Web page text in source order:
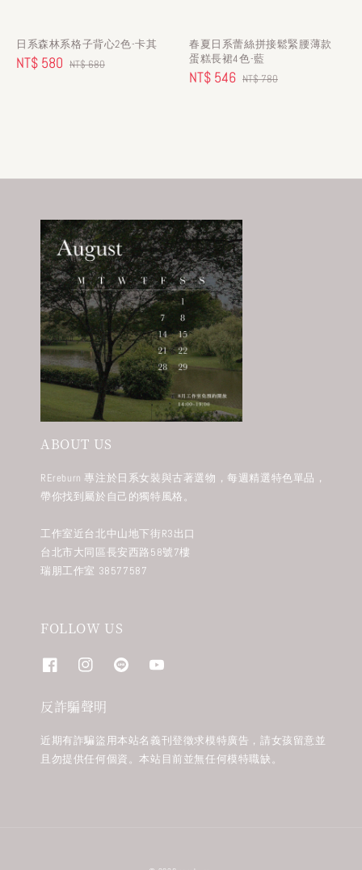
日系森林系格子背心2色-卡其
Sale
NT$ 580 Regular
NT$ 680
春夏日系蕾絲拼接鬆緊腰薄款
蛋糕長裙4色-藍
Sale
NT$ 546 Regular
NT$ 780
ABOUT US
REreburn 專注於日系女裝與古著選物，每週精選特色單品，
帶你找到屬於自己的獨特風格。
工作室近台北中山地下街R3出口
台北市大同區長安西路58號7樓
瑞朋工作室 38577587
FOLLOW US
反詐騙聲明
近期有詐騙盜用本站名義刊登徵求模特廣告，請女孩留意並
且勿提供任何個資。本站目前並無任何模特職缺。